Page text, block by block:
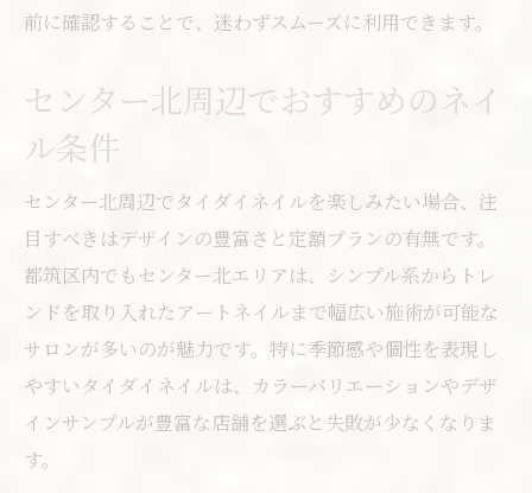
前に確認することで、迷わずスムーズに利用できます。
センター北周辺でおすすめのネイ
ル条件
センター北周辺でタイダイネイルを楽しみたい場合、注
目すべきはデザインの豊富さと定額プランの有無です。
都筑区内でもセンター北エリアは、シンプル系からトレ
ンドを取り入れたアートネイルまで幅広い施術が可能な
サロンが多いのが魅力です。特に季節感や個性を表現し
やすいタイダイネイルは、カラーバリエーションやデザ
インサンプルが豊富な店舗を選ぶと失敗が少なくなりま
す。